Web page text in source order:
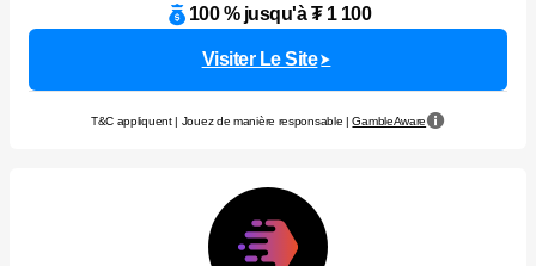
100 % jusqu'à ₮ 1 100
Visiter Le Site
T&C appliquent | Jouez de manière responsable |GambleAware